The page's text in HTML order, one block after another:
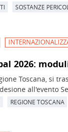
SOSTANZE
2026:
Toscana, si
all'evento
REGIONE TOSCANA